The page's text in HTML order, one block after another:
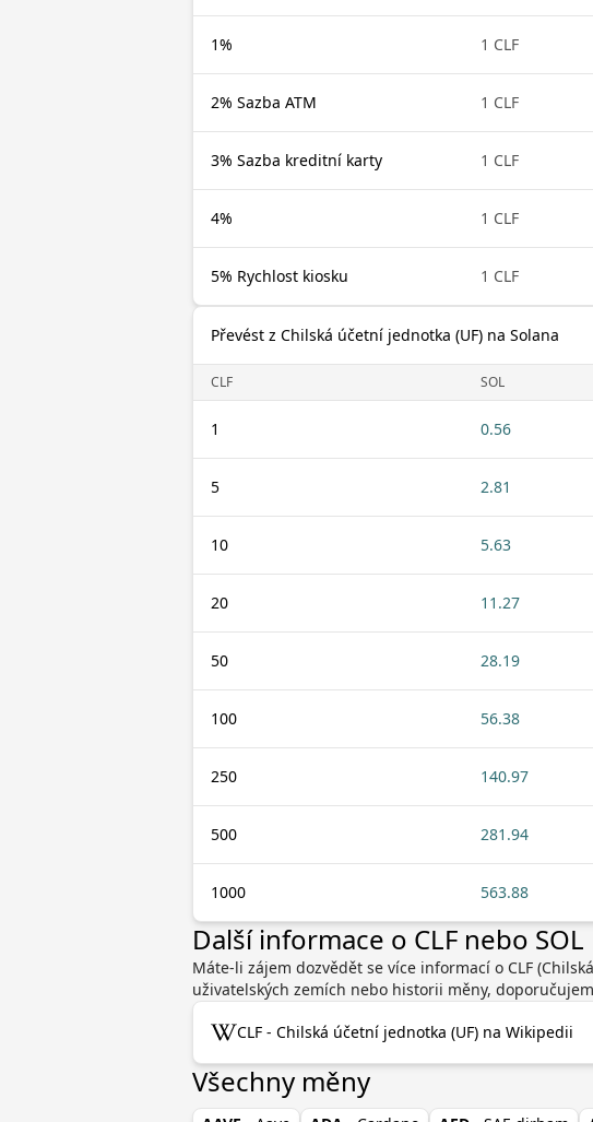
1% 1 CLF
2% Sazba ATM 1 CLF
3% Sazba kreditní karty 1 CLF
4% 1 CLF
5% Rychlost kiosku 1 CLF
Převést z Chilská účetní jednotka (UF) na Solana
CLF SOL
1 0.56
5 2.81
10 5.63
20 11.27
50 28.19
100 56.38
250 140.97
500 281.94
1000 563.88
Další informace o CLF nebo SOL
Máte-li zájem dozvědět se více informací o CLF
uživatelských zemích nebo historii měny,
CLF - Chilská účetní jednotka (UF) na Wikipedii
Všechny měny